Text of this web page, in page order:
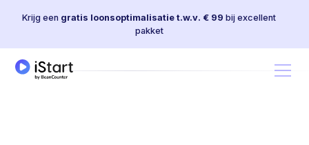
Krijg een gratis loonsoptimalisatie t.w.v. € 99 bij excellent
pakket